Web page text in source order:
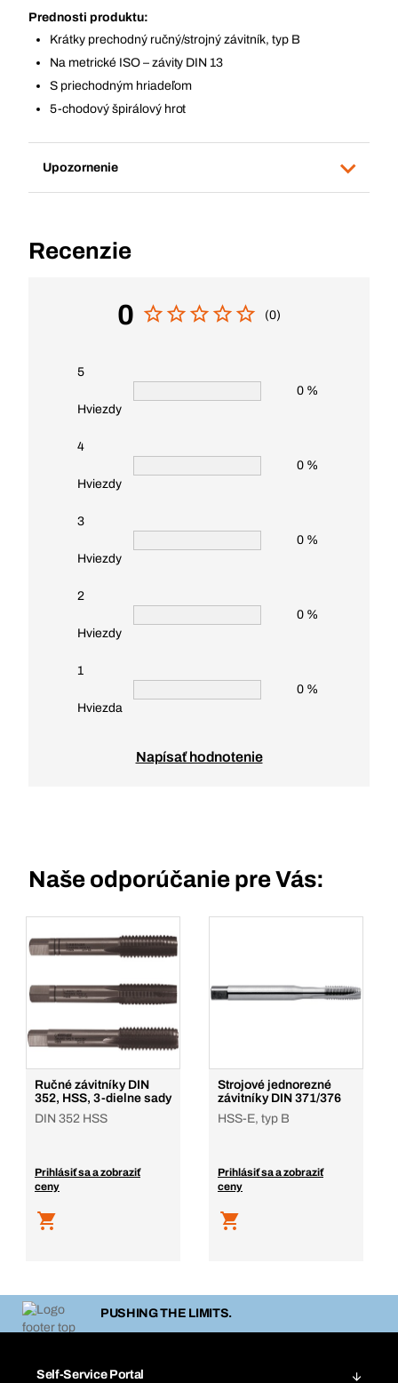
Prednosti produktu:
Krátky prechodný ručný/strojný závitník, typ B
Na metrické ISO – závity DIN 13
S priechodným hriadeľom
5-chodový špirálový hrot
Upozornenie
Recenzie
0 (0)
5
Hviezdy
0 %
4
Hviezdy
0 %
3
Hviezdy
0 %
2
Hviezdy
0 %
1
Hviezda
0 %
Napísať hodnotenie
Naše odporúčanie pre Vás:
Ručné závitníky DIN
352, HSS, 3-dielne sady
DIN 352 HSS
Prihlásiť sa a zobraziť
ceny
Strojové jednorezné
závitníky DIN 371/376
HSS-E, typ B
Prihlásiť sa a zobraziť
ceny
PUSHING THE LIMITS.
Self-Service Portal